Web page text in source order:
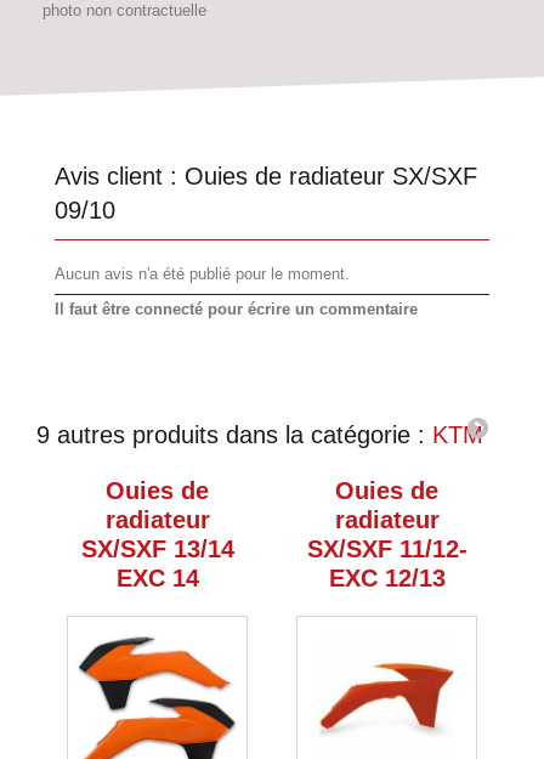
photo non contractuelle
Avis client : Ouies de radiateur SX/SXF
09/10
Aucun avis n'a été publié pour le moment.
Il faut être connecté pour écrire un commentaire
9 autres produits dans la catégorie : KTM
Ouies de
radiateur
SX/SXF 13/14
EXC 14
Ouies de
radiateur
SX/SXF 11/12-
EXC 12/13